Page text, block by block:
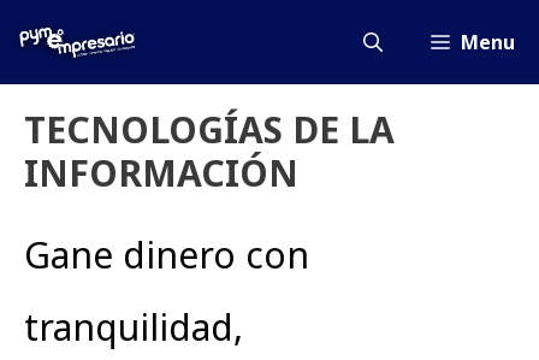
Menu
TECNOLOGÍAS DE LA
INFORMACIÓN
Gane dinero con
tranquilidad,